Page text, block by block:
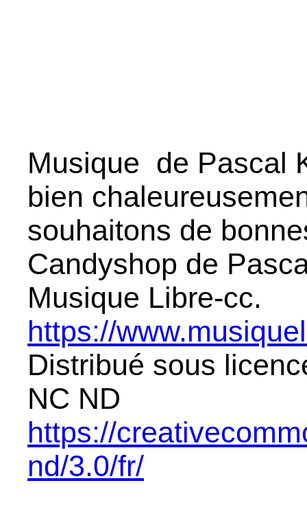
Musique de Pascal
bien
souhaitons de
Candyshop de
Musique Libre-cc.
https://
Distribué sous
NC ND
https://
nd/3.0/fr/